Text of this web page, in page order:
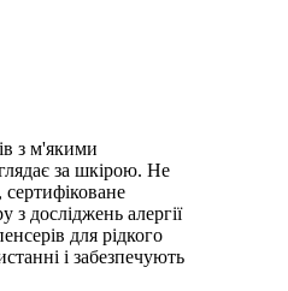
з м'якими
за шкірою. Не
досліджень алергії
для рідкого
і забезпечують